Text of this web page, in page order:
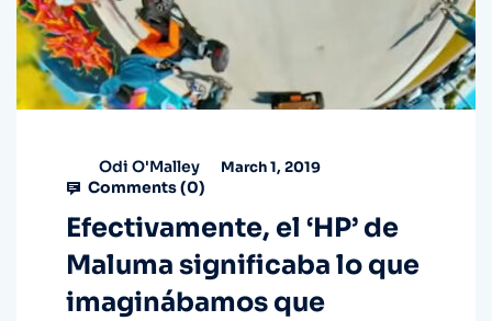
Odi O'Malley March 1, 2019
Comments (0)
Efectivamente, el ‘HP’ de
Maluma significaba lo que
imaginábamos que